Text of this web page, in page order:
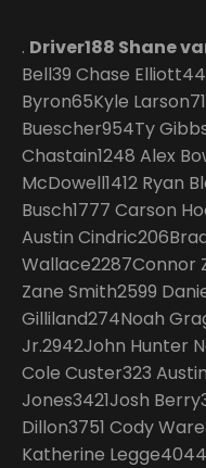
. Driver188 Shane
Bell39 Chase
Byron65Kyle
Buescher954Ty
Chastain1248 Alex
McDowell1412 Ryan
Busch1777 Carson
Austin
Wallace2287Connor
Zane Smith2599
Gilliland274Noah
Jr.2942John Hunter
Cole Custer323
Jones3421Josh
Dillon3751 Cody
Katherine